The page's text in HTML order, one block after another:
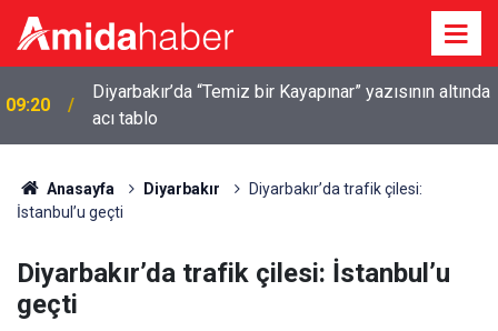
09:08 Gaziantep'te gece saatlerinde deprem
Anasayfa Diyarbakır
Diyarbakır’da trafik çilesi:
İstanbul’u geçti
Diyarbakır’da trafik çilesi: İstanbul’u
geçti